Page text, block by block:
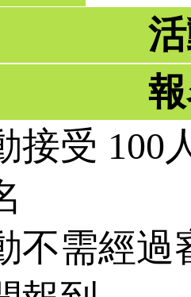
接受 100
不需經過